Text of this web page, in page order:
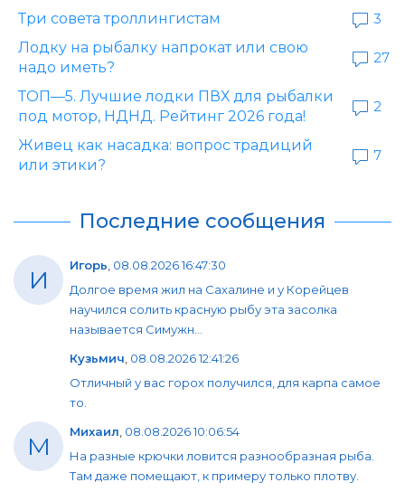
Три совета троллингистам
3
Лодку на рыбалку напрокат или свою
надо иметь?
27
ТОП—5. Лучшие лодки ПВХ для рыбалки
под мотор, НДНД. Рейтинг 2026 года!
2
Живец как насадка: вопрос традиций
или этики?
7
Последние сообщения
И Игорь, 08.08.2026 16:47:30
Долгое время жил на Сахалине и у Корейцев
научился солить красную рыбу эта засолка
называется Симужн...
Кузьмич, 08.08.2026 12:41:26
Отличный у вас горох получился, для карпа самое
то.
М Михаил, 08.08.2026 10:06:54
На разные крючки ловится разнообразная рыба.
Там даже помещают, к примеру только плотву.